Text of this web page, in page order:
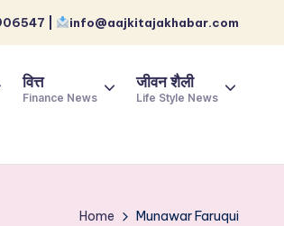
| info@aajkitajakhabar.com
वित्त
Finance News
जीवन शैली
Life Style News
Home Munawar Faruqui